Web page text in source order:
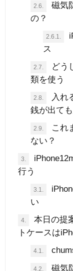
2.6.
磁気
の？
2.6.1.
ス
2.7.
どう
類を使う
2.8.
入れ
銭が出て
2.9.
これ
ない？
3.
行う
3.1.
い
4.
本日の提
トケースは
4.1.
4.2. 磁気